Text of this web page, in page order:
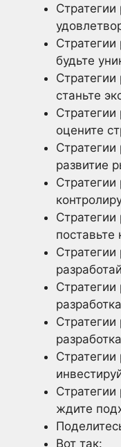
Стратегии
Стратегии
будьте
Стратегии
станьте
Стратегии
оцените
Стратегии
развитие
Стратегии
Стратегии
Стратегии
Стратегии
Стратегии
Стратегии
Стратегии
ждите
Вот так: